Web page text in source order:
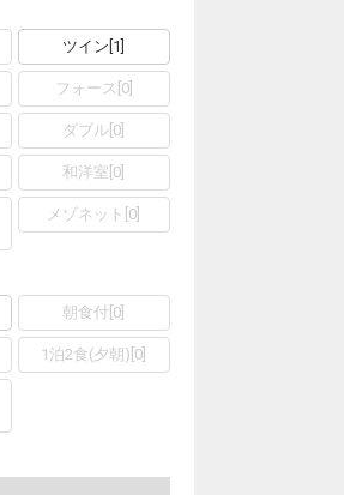
ツイン 1
フォース 0]
ダブル 0
和洋室 0
メゾネット 0
朝食付 0
1泊2食(夕朝) 0